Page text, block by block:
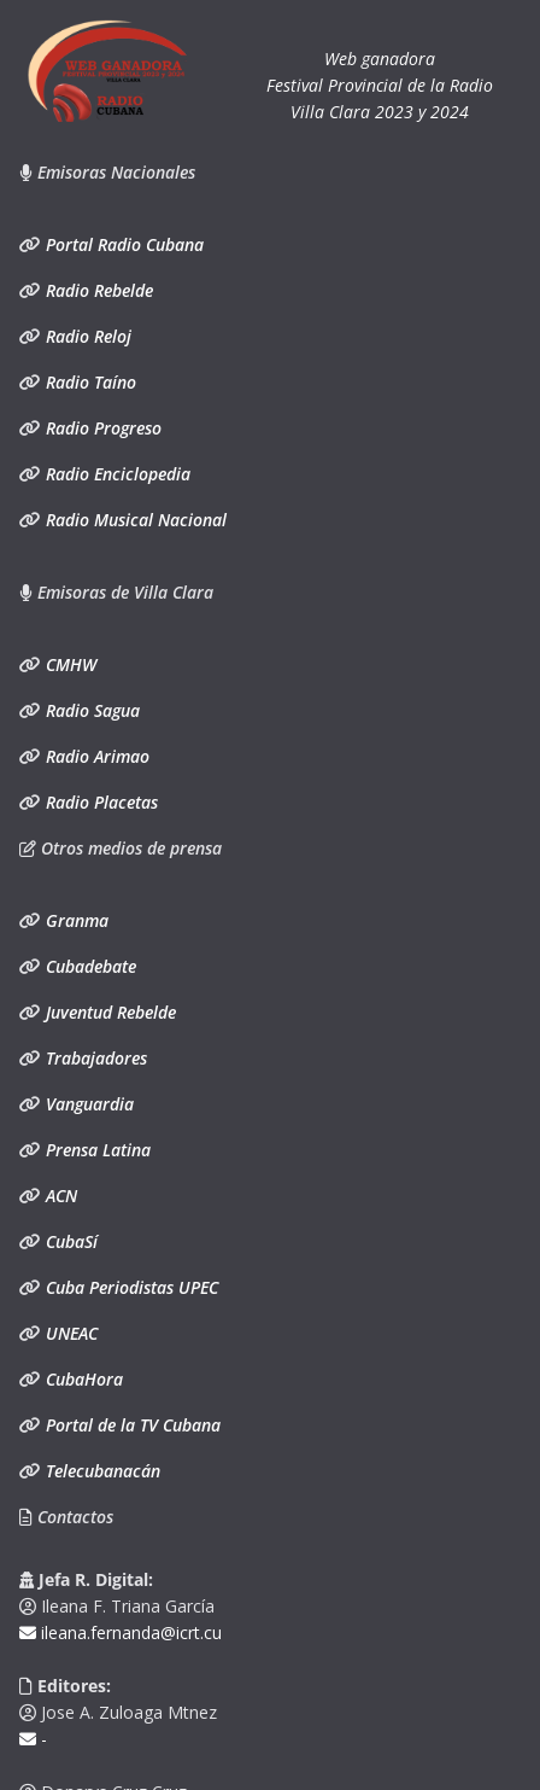
Web ganadora
Festival Provincial de la Radio
Villa Clara 2023 y 2024
Emisoras Nacionales
Portal Radio Cubana
Radio Rebelde
Radio Reloj
Radio Taíno
Radio Progreso
Radio Enciclopedia
Radio Musical Nacional
Emisoras de Villa Clara
CMHW
Radio Sagua
Radio Arimao
Radio Placetas
Otros medios de prensa
Granma
Cubadebate
Juventud Rebelde
Trabajadores
Vanguardia
Prensa Latina
ACN
CubaSí
Cuba Periodistas UPEC
UNEAC
CubaHora
Portal de la TV Cubana
Telecubanacán
Contactos
Jefa R. Digital:
Ileana F. Triana García
ileana.fernanda@icrt.cu
Editores:
Jose A. Zuloaga Mtnez
-